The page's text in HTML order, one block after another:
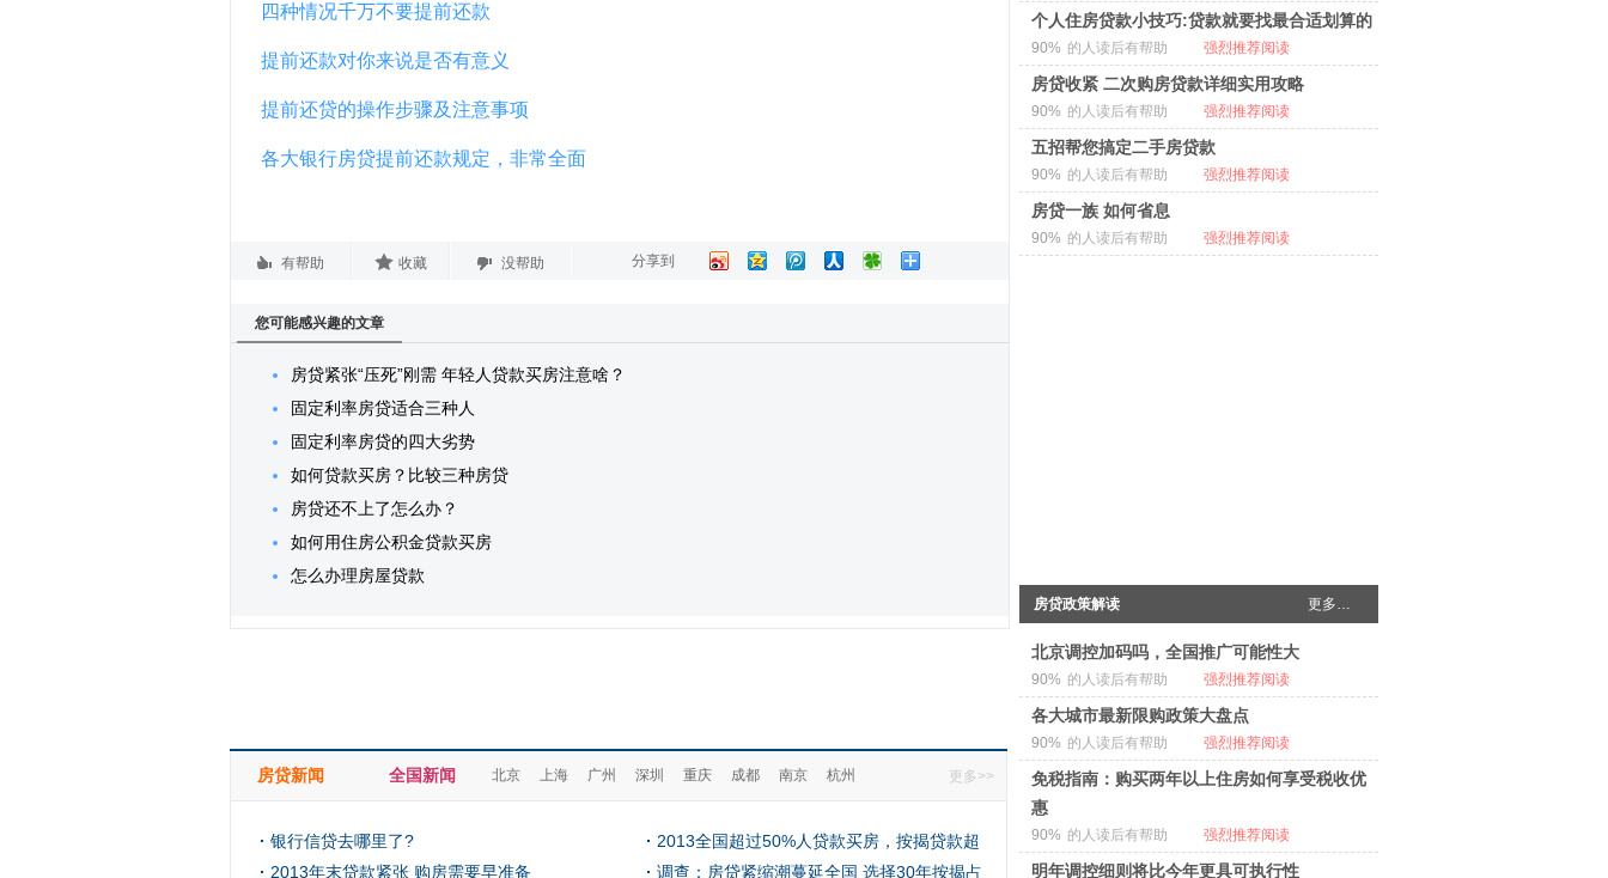
四种情况千万不要提前还款
提前还款对你来说是否有意义
提前还贷的操作步骤及注意事项
各大银行房贷提前还款规定，非常全面
有帮助 收藏 没帮助 分享到
您可能感兴趣的文章
房贷紧张“压死”刚需 年轻人贷款买房注意啥？
固定利率房贷适合三种人
固定利率房贷的四大劣势
如何贷款买房？比较三种房贷
房贷还不上了怎么办？
如何用住房公积金贷款买房
怎么办理房屋贷款
房贷新闻 全国新闻 北京 上海 广州 深圳 重庆 成都 南京 杭州 更多>>
银行信贷去哪里了?
2013年末贷款紧张 购房需要早准备
2013全国超过50%人贷款买房，按揭贷款超
71亿
调查：房贷紧缩潮蔓延全国 选择30年按揭占
个人住房贷款小技巧:贷款就要找最合适划算的
90% 的人读后有帮助 强烈推荐阅读
房贷收紧 二次购房贷款详细实用攻略
90% 的人读后有帮助 强烈推荐阅读
五招帮您搞定二手房贷款
90% 的人读后有帮助 强烈推荐阅读
房贷一族 如何省息
90% 的人读后有帮助 强烈推荐阅读
房贷政策解读 更多…
北京调控加码吗，全国推广可能性大
90% 的人读后有帮助 强烈推荐阅读
各大城市最新限购政策大盘点
90% 的人读后有帮助 强烈推荐阅读
免税指南：购买两年以上住房如何享受税收优
惠
90% 的人读后有帮助 强烈推荐阅读
明年调控细则将比今年更具可执行性